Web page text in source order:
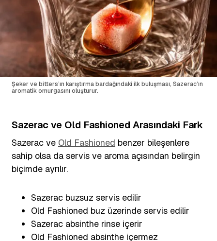
Şeker ve bitters’ın karıştırma bardağındaki ilk buluşması, Sazerac’ın
aromatik omurgasını oluşturur.
Sazerac ve Old Fashioned Arasındaki Fark
Sazerac ve Old Fashioned benzer bileşenlere
sahip olsa da servis ve aroma açısından belirgin
biçimde ayrılır.
Sazerac buzsuz servis edilir
Old Fashioned buz üzerinde servis edilir
Sazerac absinthe rinse içerir
Old Fashioned absinthe içermez